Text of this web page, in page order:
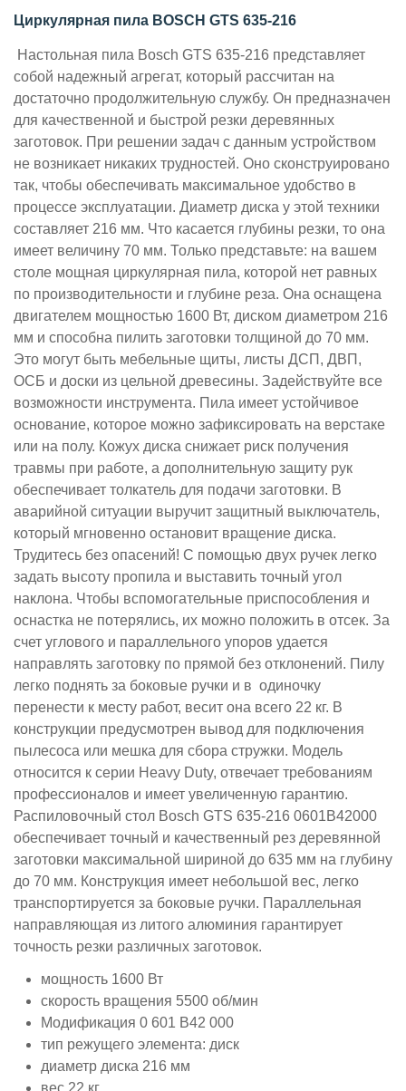
Циркулярная пила BOSCH GTS 635-216
Настольная пила Bosch GTS 635-216 представляет
собой надежный агрегат, который рассчитан на
достаточно продолжительную службу. Он предназначен
для качественной и быстрой резки деревянных
заготовок. При решении задач с данным устройством
не возникает никаких трудностей. Оно сконструировано
так, чтобы обеспечивать максимальное удобство в
процессе эксплуатации. Диаметр диска у этой техники
составляет 216 мм. Что касается глубины резки, то она
имеет величину 70 мм. Только представьте: на вашем
столе мощная циркулярная пила, которой нет равных
по производительности и глубине реза. Она оснащена
двигателем мощностью 1600 Вт, диском диаметром 216
мм и способна пилить заготовки толщиной до 70 мм.
Это могут быть мебельные щиты, листы ДСП, ДВП,
ОСБ и доски из цельной древесины. Задействуйте все
возможности инструмента. Пила имеет устойчивое
основание, которое можно зафиксировать на верстаке
или на полу. Кожух диска снижает риск получения
травмы при работе, а дополнительную защиту рук
обеспечивает толкатель для подачи заготовки. В
аварийной ситуации выручит защитный выключатель,
который мгновенно остановит вращение диска.
Трудитесь без опасений! С помощью двух ручек легко
задать высоту пропила и выставить точный угол
наклона. Чтобы вспомогательные приспособления и
оснастка не потерялись, их можно положить в отсек. За
счет углового и параллельного упоров удается
направлять заготовку по прямой без отклонений. Пилу
легко поднять за боковые ручки и в одиночку
перенести к месту работ, весит она всего 22 кг. В
конструкции предусмотрен вывод для подключения
пылесоса или мешка для сбора стружки. Модель
относится к серии Heavy Duty, отвечает требованиям
профессионалов и имеет увеличенную гарантию.
Распиловочный стол Bosch GTS 635-216 0601B42000
обеспечивает точный и качественный рез деревянной
заготовки максимальной шириной до 635 мм на глубину
до 70 мм. Конструкция имеет небольшой вес, легко
транспортируется за боковые ручки. Параллельная
направляющая из литого алюминия гарантирует
точность резки различных заготовок.
мощность 1600 Вт
скорость вращения 5500 об/мин
Модификация 0 601 B42 000
тип режущего элемента: диск
диаметр диска 216 мм
вес 22 кг